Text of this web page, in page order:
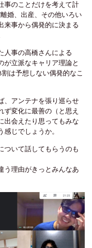
事のことだけを考えて計
婚、出産、その他いろい
来事から偶発的に決まる
人事の高橋さんによる
が立派なキャリア理論と
は予想しない偶発的なこ
、アンテナを張り巡らせ
ず変化に最善の（と思え
出会えたり思ってもみな
じでしょうか。
ついて話してもらうのも
う理由がきっとみんなあ